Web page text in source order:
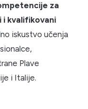
za
i kvalifikovani
iskustvo učenja
Plave
i Italije.